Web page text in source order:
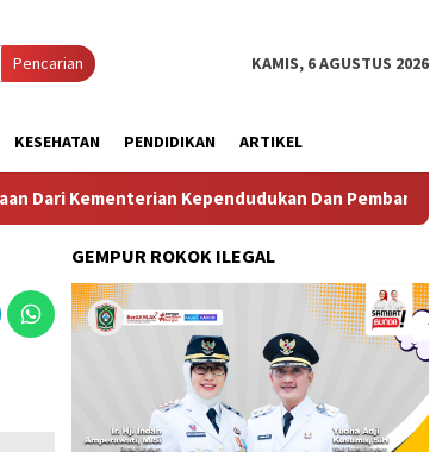
Pencarian KAMIS, 6 AGUSTUS 2026
KESEHATAN PENDIDIKAN ARTIKEL
Kependudukan Dan Pembangunan Keluarga
GEMPUR ROKOK ILEGAL